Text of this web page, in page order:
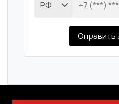
Оправить